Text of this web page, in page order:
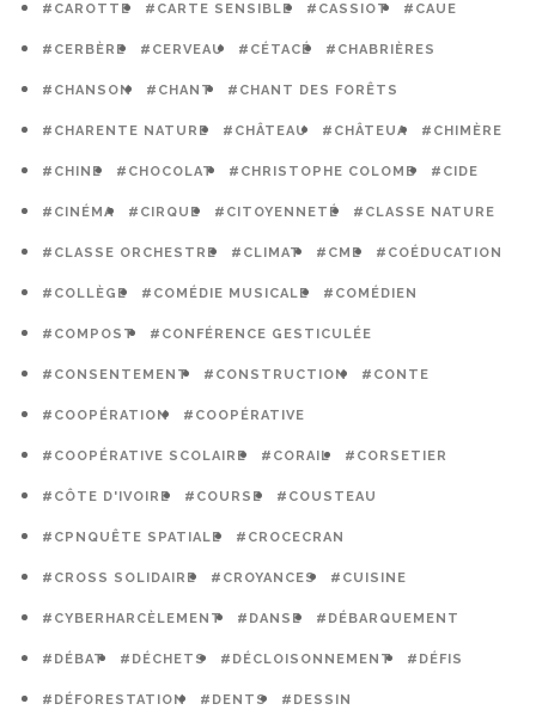
#CAROTTE #CARTE SENSIBLE #CASSIOT #CAUE
#CERBÈRE #CERVEAU #CÉTACÉ #CHABRIÈRES
#CHANSON #CHANT #CHANT DES FORÊTS
#CHARENTE NATURE #CHÂTEAU #CHÂTEUA #CHIMÈRE
#CHINE #CHOCOLAT #CHRISTOPHE COLOMB #CIDE
#CINÉMA #CIRQUE #CITOYENNETÉ #CLASSE NATURE
#CLASSE ORCHESTRE #CLIMAT #CME #COÉDUCATION
#COLLÈGE #COMÉDIE MUSICALE #COMÉDIEN
#COMPOST #CONFÉRENCE GESTICULÉE
#CONSENTEMENT #CONSTRUCTION #CONTE
#COOPÉRATION #COOPÉRATIVE
#COOPÉRATIVE SCOLAIRE #CORAIL #CORSETIER
#CÔTE D'IVOIRE #COURSE #COUSTEAU
#CPNQUÊTE SPATIALE #CROCECRAN
#CROSS SOLIDAIRE #CROYANCES #CUISINE
#CYBERHARCÈLEMENT #DANSE #DÉBARQUEMENT
#DÉBAT #DÉCHETS #DÉCLOISONNEMENT #DÉFIS
#DÉFORESTATION #DENTS #DESSIN